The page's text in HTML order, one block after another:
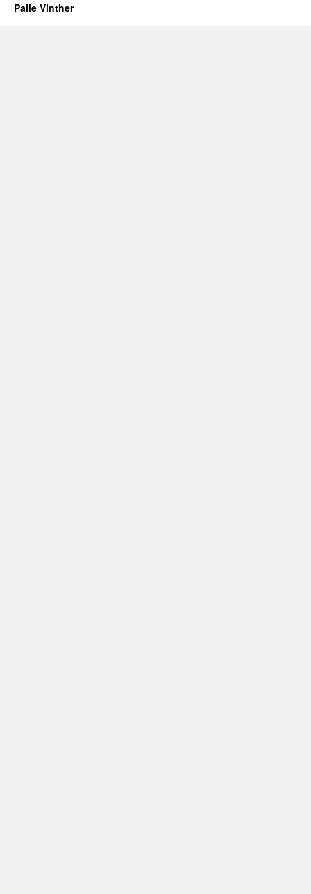
Palle Vinther